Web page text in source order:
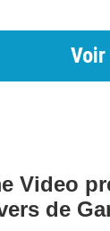
Video
de